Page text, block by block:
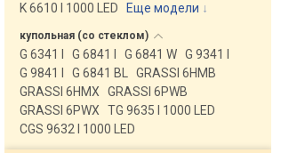
K 6610 I 1000 LED
Еще модели ↓
купольная (со стеклом)
G 6341 I G 6841 I G 6841 W G 9341 I
G 9841 I
G 6841 BL
GRASSI 6HMB
GRASSI 6HMX
GRASSI 6PWB
GRASSI 6PWX
TG 9635 I 1000 LED
CGS 9632 I 1000 LED